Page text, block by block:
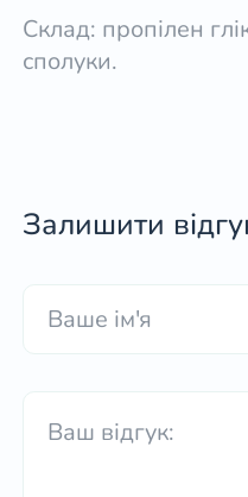
Склад: пропілен
сполуки.
Залишити